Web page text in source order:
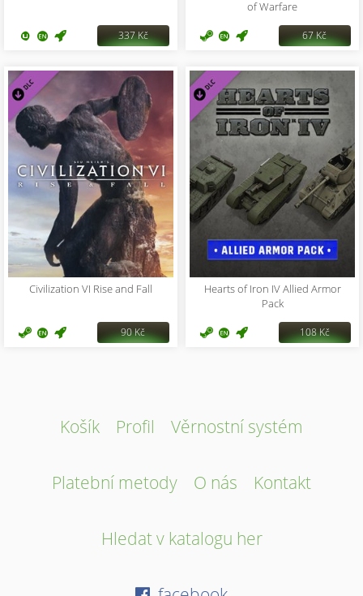
337 Kč
of Warfare
67 Kč
Civilization VI Rise and Fall
90 Kč
Hearts of Iron IV Allied Armor
Pack
108 Kč
Košík Profil Věrnostní systém
Platební metody O nás Kontakt
Hledat v katalogu her